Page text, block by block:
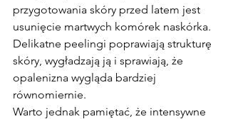
przygotowania skóry przed latem jest
usunięcie martwych komórek naskórka.
Delikatne peelingi poprawiają strukturę
skóry, wygładzają ją i sprawiają, że
opalenizna wygląda bardziej
równomiernie.
Warto jednak pamiętać, że intensywne